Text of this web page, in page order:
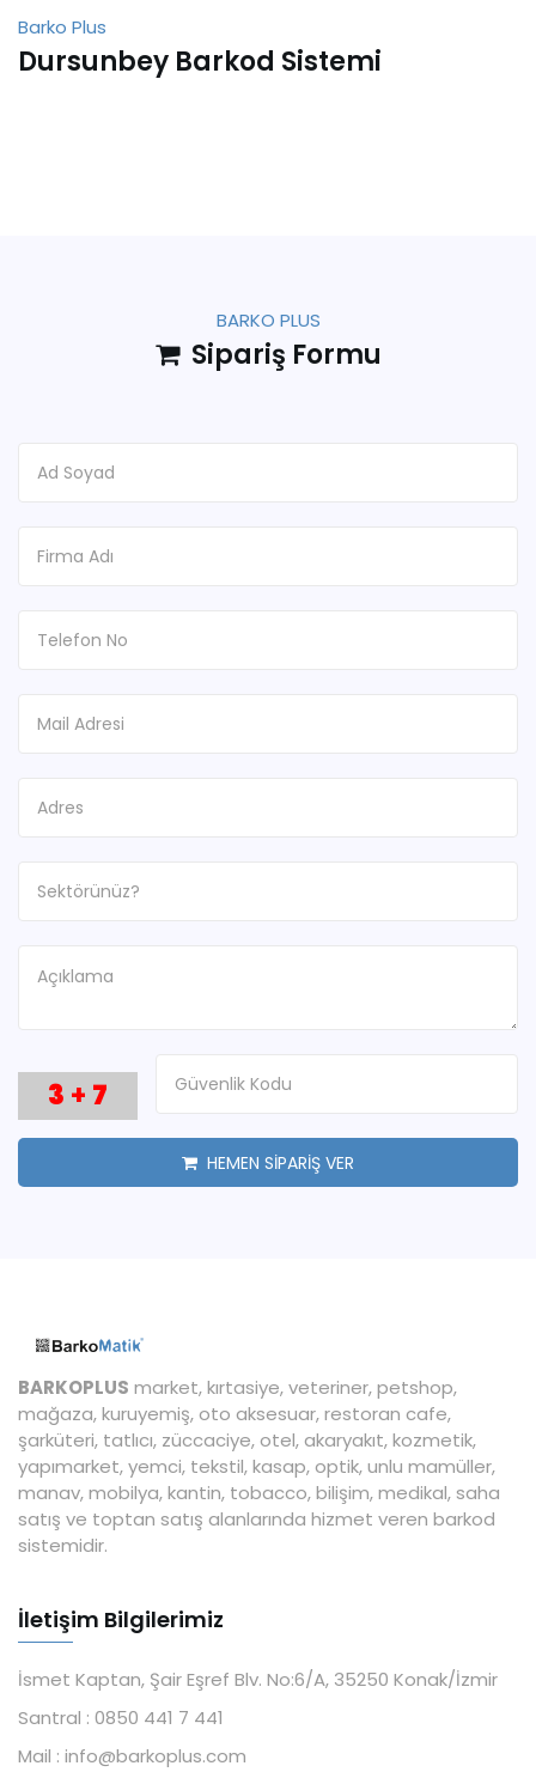
Barko Plus
Dursunbey Barkod Sistemi
BARKO PLUS
Sipariş Formu
3 + 7
HEMEN SİPARİŞ VER
BARKOPLUS market, kırtasiye, veteriner, petshop,
mağaza, kuruyemiş, oto aksesuar, restoran cafe,
şarküteri, tatlıcı, züccaciye, otel, akaryakıt, kozmetik,
yapımarket, yemci, tekstil, kasap, optik, unlu mamüller,
manav, mobilya, kantin, tobacco, bilişim, medikal, saha
satış ve toptan satış alanlarında hizmet veren barkod
sistemidir.
İletişim Bilgilerimiz
İsmet Kaptan, Şair Eşref Blv. No:6/A, 35250 Konak/İzmir
Santral : 0850 441 7 441
Mail : info@barkoplus.com